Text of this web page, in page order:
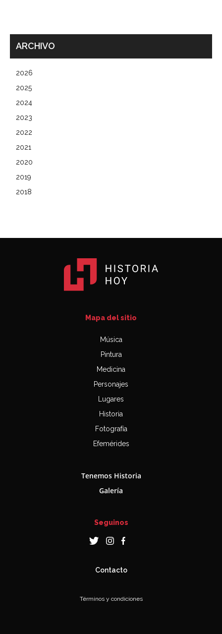
ARCHIVO
2026
2025
2024
2023
2022
2021
2020
2019
2018
Mapa del sitio
Música
Pintura
Medicina
Personajes
Lugares
Historia
Fotografía
Efemérides
Tenemos Historia
Galería
Seguinos
Contacto
Términos y condiciones